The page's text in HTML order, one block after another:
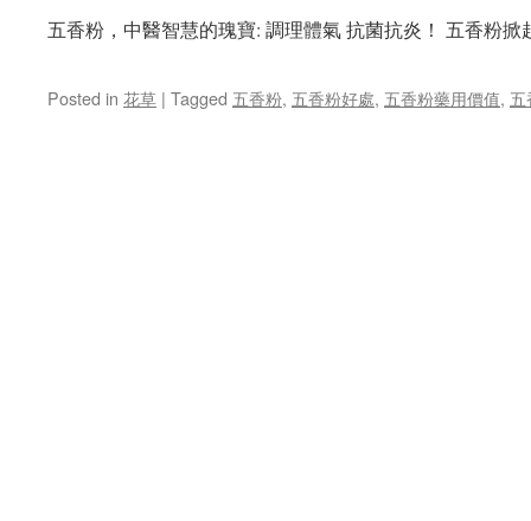
五香粉，中醫智慧的瑰寶: 調理體氣 抗菌抗炎！ 五香粉
Posted in 花草 | Tagged 五香粉, 五香粉好處, 五香粉藥用價值,